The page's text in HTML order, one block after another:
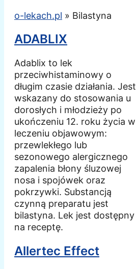
o-lekach.pl » Bilastyna
ADABLIX
Adablix to lek
przeciwhistaminowy o
długim czasie działania. Jest
wskazany do stosowania u
dorosłych i młodzieży po
ukończeniu 12. roku życia w
leczeniu objawowym:
przewlekłego lub
sezonowego alergicznego
zapalenia błony śluzowej
nosa i spojówek oraz
pokrzywki. Substancją
czynną preparatu jest
bilastyna. Lek jest dostępny
na receptę.
Allertec Effect